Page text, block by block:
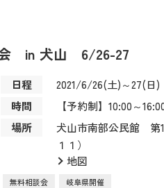
会 in 犬山 6/26-27
日程
2021/6/26(土)～27(日)
時間
【予約制】10:00～
場所
犬山市南部公民館 第
１１）
地図
無料相談会 岐阜県開催